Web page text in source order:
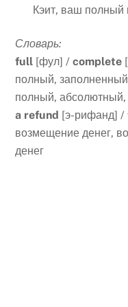
Кэит, ваш полный
Словарь:
full [фул] /complete
полный,
полный,
a refund [э-рифанд] /
возмещение денег,
денег